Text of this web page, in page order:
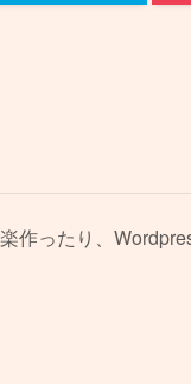
作ったり、